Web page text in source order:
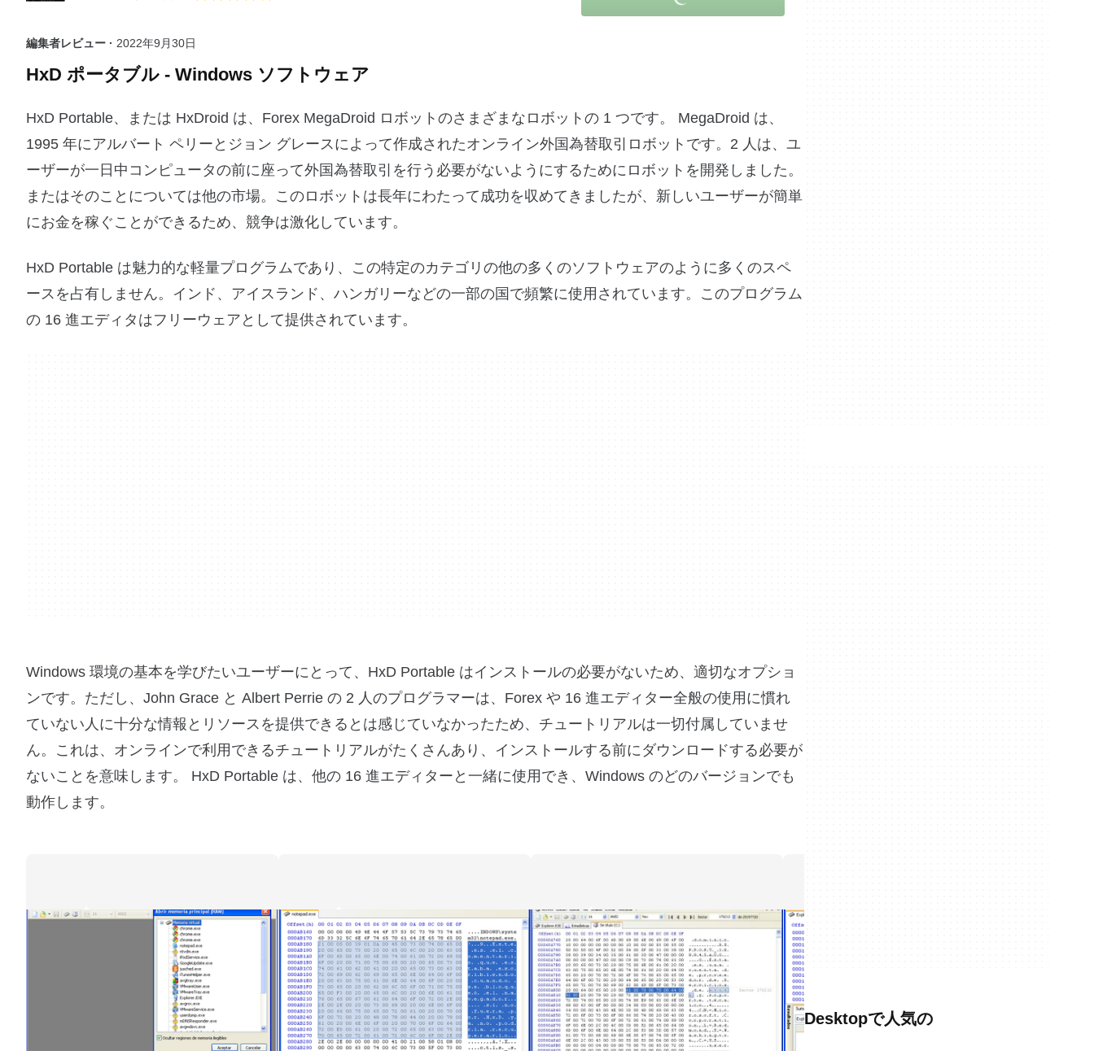
編集者レビュー · 2022年9月30日
HxD ポータブル - Windows ソフトウェア
HxD Portable、または HxDroid は、Forex MegaDroid ロボットのさまざまなロボットの 1 つです。 MegaDroid は、
1995 年にアルバート ペリーとジョン グレースによって作成されたオンライン外国為替取引ロボットです。2 人は、ユ
ーザーが一日中コンピュータの前に座って外国為替取引を行う必要がないようにするためにロボットを開発しました。
またはそのことについては他の市場。このロボットは長年にわたって成功を収めてきましたが、新しいユーザーが簡単
にお金を稼ぐことができるため、競争は激化しています。
HxD Portable は魅力的な軽量プログラムであり、この特定のカテゴリの他の多くのソフトウェアのように多くのスペ
ースを占有しません。インド、アイスランド、ハンガリーなどの一部の国で頻繁に使用されています。このプログラム
の 16 進エディタはフリーウェアとして提供されています。
Windows 環境の基本を学びたいユーザーにとって、HxD Portable はインストールの必要がないため、適切なオプショ
ンです。ただし、John Grace と Albert Perrie の 2 人のプログラマーは、Forex や 16 進エディター全般の使用に慣れ
ていない人に十分な情報とリソースを提供できるとは感じていなかったため、チュートリアルは一切付属していませ
ん。これは、オンラインで利用できるチュートリアルがたくさんあり、インストールする前にダウンロードする必要が
ないことを意味します。 HxD Portable は、他の 16 進エディターと一緒に使用でき、Windows のどのバージョンでも
動作します。
Desktopで人気の